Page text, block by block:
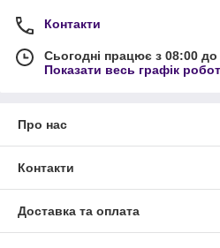
Контакти
Сьогодні працює з 08:00 до
Показати весь графік
Про нас
Контакти
Доставка та оплата